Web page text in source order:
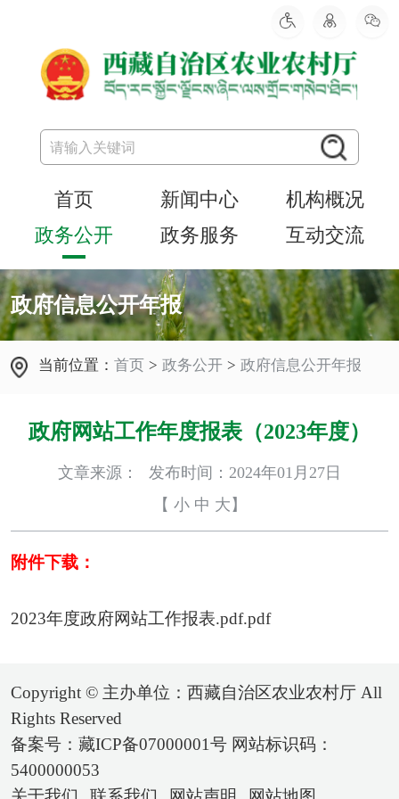
首页 新闻中心
机构概况
政务公开
政务服务 互动交流
政府信息公开年报
当前位置：首页 > 政务公开 > 政府信息公开年报
政府网站工作年度报表（2023年度）
文章来源：
发布时间：2024年01月27日
【 小 中 大 】
附件下载：
2023年度政府网站工作报表.pdf.pdf
Copyright © 主办单位：西藏自治区农业农村厅 All
Rights Reserved
备案号：藏ICP备07000001号 网站标识码：
5400000053